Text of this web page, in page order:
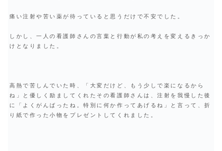
痛い注射や苦い薬が待っていると思うだけで不安でした。
しかし、一人の看護師さんの言葉と行動が私の考えを変えるきっか
けとなりました。
高熱で苦しんでいた時、「大変だけど、もう少しで楽になるから
ね」と優しく励ましてくれたその看護師さんは、注射を我慢した後
に「よくがんばったね。特別に何か作ってあげるね」と言って、折
り紙で作った小物をプレゼントしてくれました。